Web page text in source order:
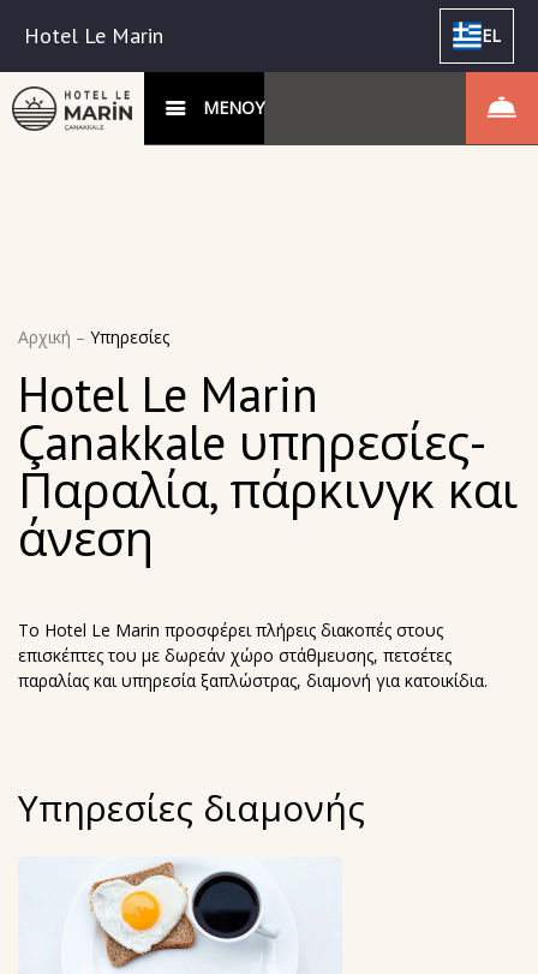
Hotel Le Marin EL
ΜΕΝΟΥ
Αρχική – Υπηρεσίες
Hotel Le Marin
Çanakkale υπηρεσίες-
Παραλία, πάρκινγκ και
άνεση
Το Hotel Le Marin προσφέρει πλήρεις διακοπές στους
επισκέπτες του με δωρεάν χώρο στάθμευσης, πετσέτες
παραλίας και υπηρεσία ξαπλώστρας, διαμονή για κατοικίδια.
Υπηρεσίες διαμονής